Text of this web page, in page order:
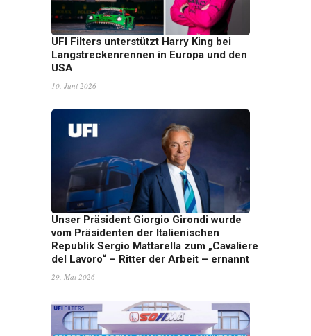
UFI Filters unterstützt Harry King bei
Langstreckenrennen in Europa und den
USA
10. Juni 2026
Unser Präsident Giorgio Girondi wurde
vom Präsidenten der Italienischen
Republik Sergio Mattarella zum „Cavaliere
del Lavoro“ – Ritter der Arbeit – ernannt
29. Mai 2026